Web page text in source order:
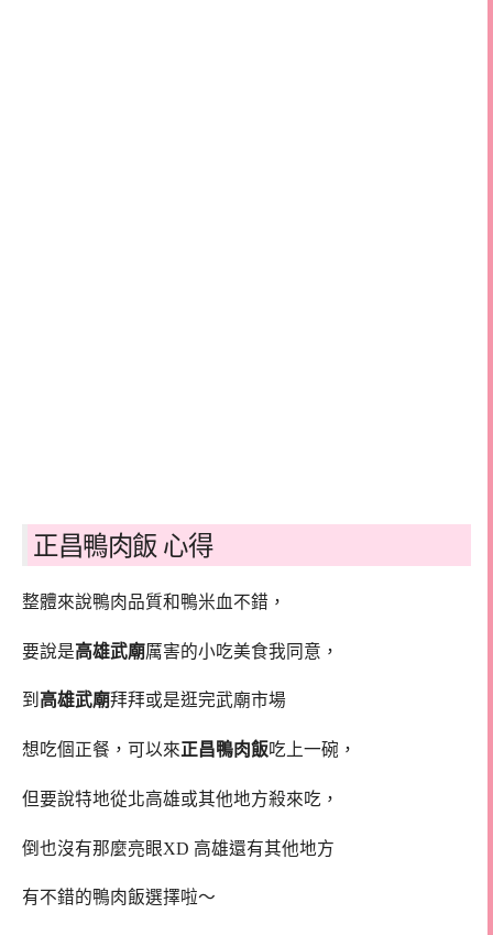
正昌鴨肉飯 心得
整體來說鴨肉品質和鴨米血不錯，
要說是高雄武廟厲害的小吃美食我同意，
到 高雄武廟拜拜或是逛完武廟市場
想吃個正餐，可以來正昌鴨肉飯吃上一碗，
但要說特地從北高雄或其他地方殺來吃，
倒也沒有那麼亮眼XD 高雄還有其他地方
有不錯的鴨肉飯選擇啦～